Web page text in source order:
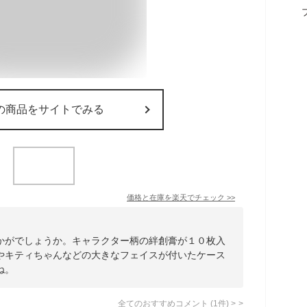
商品をサイトでみる
価格と在庫を楽天でチェック >>
でしょうか。キャラクター柄の絆創膏が１０枚入
ティちゃんなどの大きなフェイスが付いたケース
全てのおすすめコメント (1 件) >